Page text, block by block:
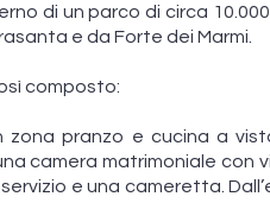
di un parco di circa
e da Forte dei Marmi.
composto:
pranzo e cucina a
camera matrimoniale con
e una cameretta.